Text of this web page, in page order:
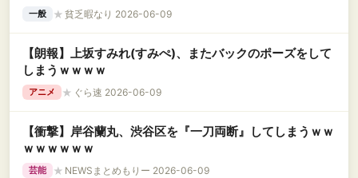
さいｗｗｗｗｗｗｗｗｗｗｗｗｗ
一般 ★ 貧乏暇なり 2026-06-09
【朗報】上坂すみれ(すみぺ)、またバックのポーズをして
しまうｗｗｗｗ
アニメ ★ ぐら速 2026-06-09
【衝撃】岸谷蘭丸、渋谷区を『一刀両断』してしまうｗｗ
ｗｗｗｗｗｗ
芸能 ★ NEWSまとめもりー 2026-06-09